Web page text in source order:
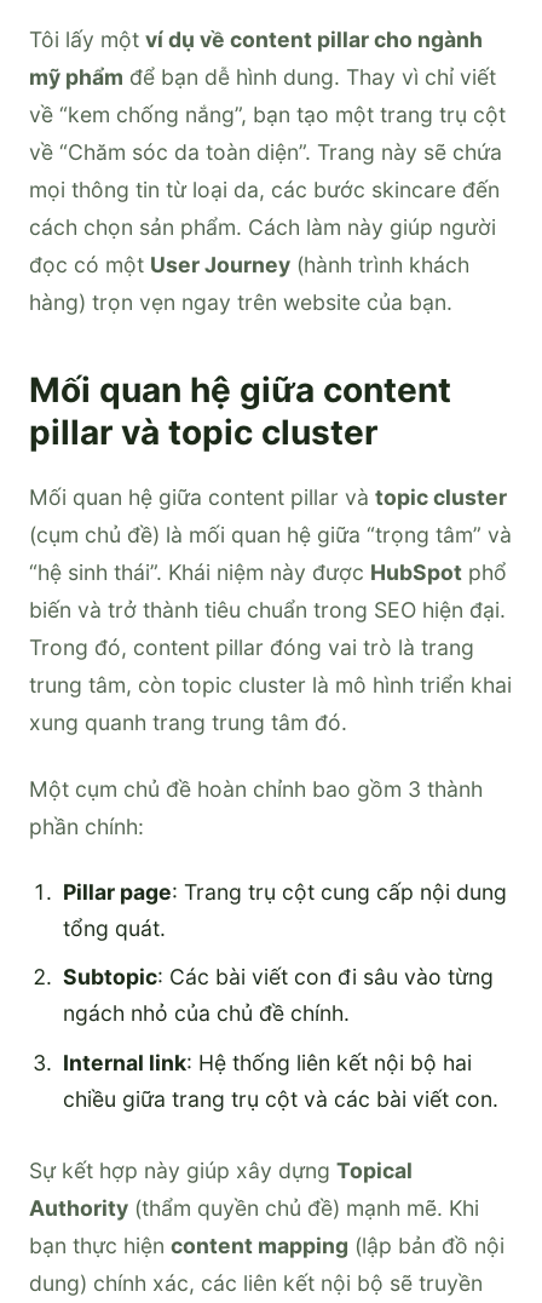
Tôi lấy một ví dụ về content pillar cho ngành
mỹ phẩm để bạn dễ hình dung. Thay vì chỉ viết
về “kem chống nắng”, bạn tạo một trang trụ cột
về “Chăm sóc da toàn diện”. Trang này sẽ chứa
mọi thông tin từ loại da, các bước skincare đến
cách chọn sản phẩm. Cách làm này giúp người
đọc có một User Journey (hành trình khách
hàng) trọn vẹn ngay trên website của bạn.
Mối quan hệ giữa content
pillar và topic cluster
Mối quan hệ giữa content pillar và topic cluster
(cụm chủ đề) là mối quan hệ giữa “trọng tâm” và
“hệ sinh thái”. Khái niệm này được HubSpot phổ
biến và trở thành tiêu chuẩn trong SEO hiện đại.
Trong đó, content pillar đóng vai trò là trang
trung tâm, còn topic cluster là mô hình triển khai
xung quanh trang trung tâm đó.
Một cụm chủ đề hoàn chỉnh bao gồm 3 thành
phần chính:
Pillar page: Trang trụ cột cung cấp nội dung
tổng quát.
Subtopic: Các bài viết con đi sâu vào từng
ngách nhỏ của chủ đề chính.
Internal link: Hệ thống liên kết nội bộ hai
chiều giữa trang trụ cột và các bài viết con.
Sự kết hợp này giúp xây dựng Topical
Authority (thẩm quyền chủ đề) mạnh mẽ. Khi
bạn thực hiện content mapping (lập bản đồ nội
dung) chính xác, các liên kết nội bộ sẽ truyền